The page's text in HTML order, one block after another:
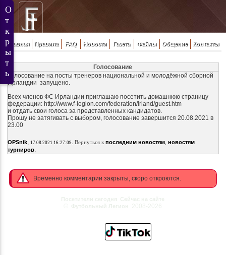
Главная Правила FAQ Новости Газета Файлы Общение Контакты
Голосование
Голосование на посты тренеров национальной и молодёжной сборной
Ирландии запущено.
Всех членов ФС Ирландии приглашаю посетить домашнюю страницу
федерации: http://www.f-legion.com/federation/irland/guest.htm
и отдать свои голоса за представленных кандидатов.
Прошу не затягивать с выбором, голосование завершится 20.08.2021 в
23.00
OPSnik, 17.08.2021 16:27:09. Вернуться к последним новостям, новостям
турниров.
Временно комментарии закрыты, скоро откроются.